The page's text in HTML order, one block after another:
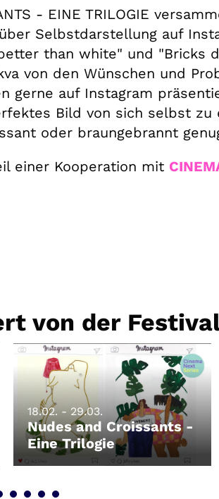
- EINE TRILOGIE
Selbstdarstellung auf
than white" und "Bricks
von den Wünschen und
gerne auf Instagram
Bild von sich selbst zu
oder braungebrannt
einer Kooperation mit
von der
18.02. - 29.03.
Nudes and Croissants -
Eine Trilogie